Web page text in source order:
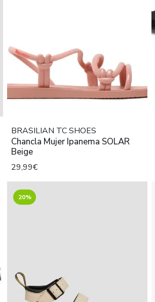
BRASILIAN TC SHOES
Chancla Mujer Ipanema SOLAR
Beige
29,99€
20%